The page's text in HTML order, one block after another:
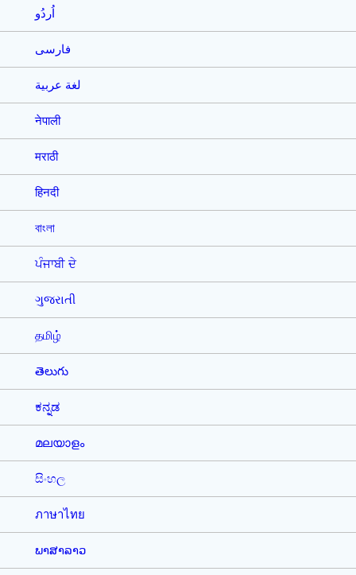
اُردُو
فارسی
لغة عربية
नेपाली
मराठी
हिनदी
বাংলা
ਪੰਜਾਬੀ ਦੇ
ગુજરાતી
தமிழ்
తెలుగు
ಕನ್ನಡ
മലയാളം
සිංහල
ภาษาไทย
ພາສາລາວ